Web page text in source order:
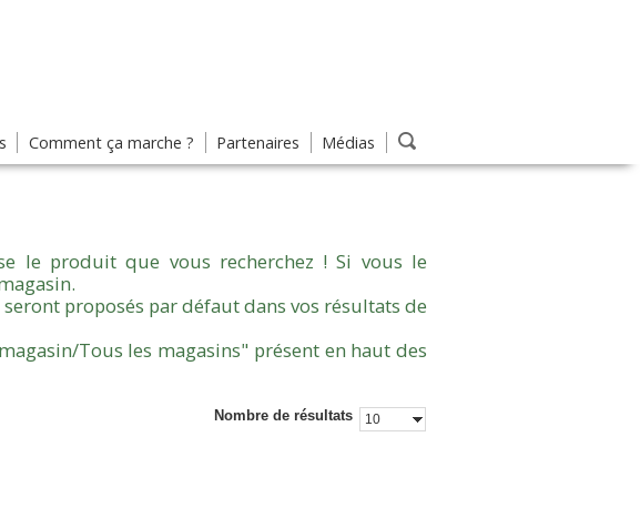
Comment ça marche ? Partenaires Médias
le produit que vous recherchez ! Si vous le
proposés par défaut dans vos résultats de
Tous les magasins" présent en haut des
Nombre de résultats 10